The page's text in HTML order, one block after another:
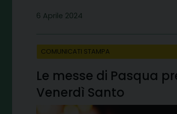
6 Aprile 2024
COMUNICATI STAMPA
Le messe di Pasqua
Venerdì Santo